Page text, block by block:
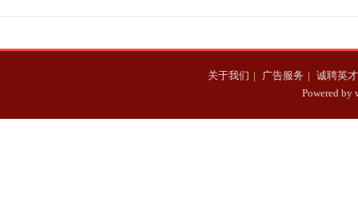
关于我们 | 广告服务 | 诚聘英才
Powered by